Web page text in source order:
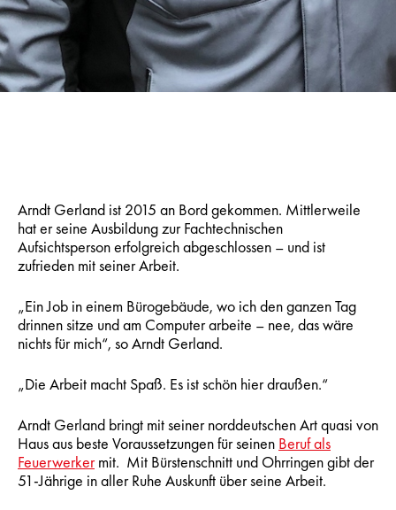
Arndt Gerland ist 2015 an Bord gekommen. Mittlerweile
hat er seine Ausbildung zur Fachtechnischen
Aufsichtsperson erfolgreich abgeschlossen – und ist
zufrieden mit seiner Arbeit.
„Ein Job in einem Bürogebäude, wo ich den ganzen Tag
drinnen sitze und am Computer arbeite – nee, das wäre
nichts für mich“, so Arndt Gerland.
„Die Arbeit macht Spaß. Es ist schön hier draußen.“
Arndt Gerland bringt mit seiner norddeutschen Art quasi von
Haus aus beste Voraussetzungen für seinen Beruf als
Feuerwerkermit. Mit Bürstenschnitt und Ohrringen gibt der
51-Jährige in aller Ruhe Auskunft über seine Arbeit.